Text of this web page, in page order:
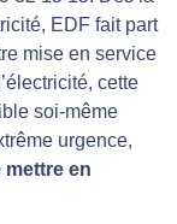
EDF fait part
mise en service
cette
soi-même
urgence,
mettre en